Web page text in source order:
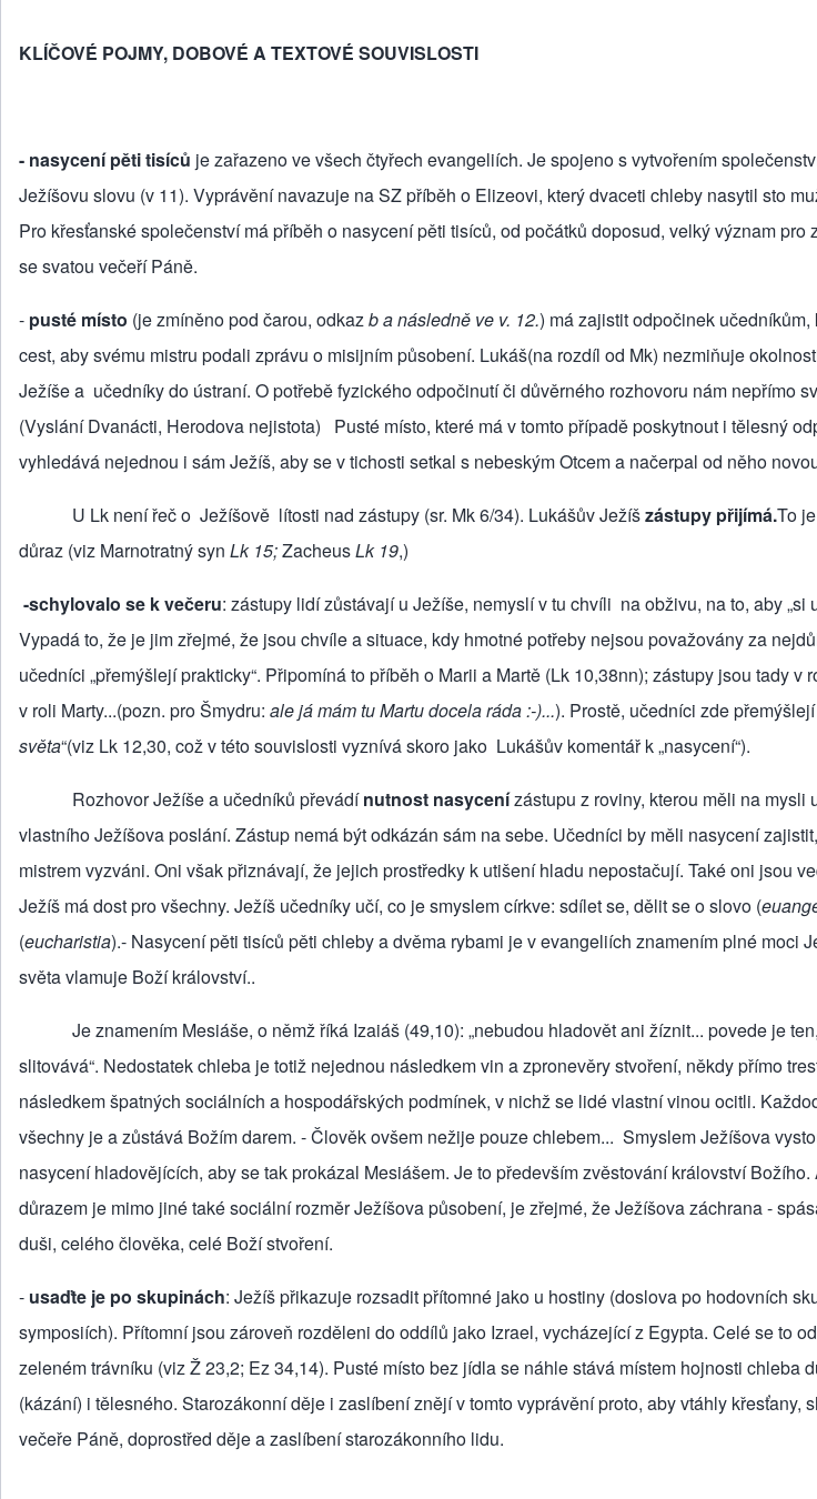
KLÍČOVÉ POJMY, DOBOVÉ A TEXTOVÉ SOUVISLOSTI
- nasycení pěti tisíců je zařazeno ve všech čtyřech evangeliích. Je spojeno s vytvořením
Ježíšovu slovu (v 11). Vyprávění navazuje na SZ příběh o Elizeovi, který dvaceti chleby nasytil sto
Pro křes­ťanské společenství má příběh o nasycení pěti tisíců, od počátků doposud, velký význam pro
se svatou večeří Páně.
- pusté místo (je zmíněno pod čarou, odkazb a následně ve v. 12.) má zajistit odpočinek
cest, aby svému mistru podali zprávu o misijním působení. Lukáš(na rozdíl od Mk) nezmiňuje
Ježíše a učedníky do ústraní. O potřebě fyzického odpočinutí či důvěrného rozhovoru nám nepřímo
(Vyslání Dvanácti, Herodova nejistota) Pusté místo, které má v tomto případě poskytnout i tělesný
vyhledává nejednou i sám Ježíš, aby se v tichosti setkal s nebeským Otcem a načerpal od něho
U Lk není řeč o Ježíšově lítosti nad zástupy (sr. Mk 6/34). Lukášův Ježíšzástupy přijímá.To
důraz (viz Marnotratný syn Lk 15;ZacheusLk 19,)
-schylovalo se k večeru: zástupy lidí zůstávají u Ježíše, nemyslí v tu chvíli na obživu, na to, aby „si
Vypadá to, že je jim zřejmé, že jsou chvíle a situace, kdy hmotné potřeby nejsou považovány za
učedníci „přemýšlejí prakticky“. Připomíná to příběh o Marii a Martě (Lk 10,38nn); zástupy jsou tady v
v roli Marty...(pozn. pro Šmydru: ale já mám tu Martu docela ráda :-)...). Prostě, učedníci zde přemýšlejí
světa“(viz Lk 12,30, což v této souvislosti vyznívá skoro jako Lukášův komentář k „nasycení“).
Rozhovor Ježíše a učedníků převádínutnost nasycenízástupu z roviny, kterou měli na mysli
vlastního Ježíšova poslání. Zástup nemá být odkázán sám na sebe. Učedníci by měli nasycení
mistrem vyzváni. Oni však přiznávají, že jejich pro­středky k utišení hladu nepostačují. Také oni jsou
Ježíš má dost pro všechny. Ježíš učedníky učí, co je smyslem církve: sdílet se, dělit se o slovo (
(eucharistia).- Nasycení pěti tisíců pěti chleby a dvěma rybami je v evangeliích znamením plné moci
světa vlamuje Boží království..
Je znamením Mesiáše, o němž říká Izaiáš (49,10): „nebudou hladovět ani žíznit... povede je
slitovává“. Nedostatek chleba je totiž nejednou následkem vin a zpronevěry stvoření, někdy přímo
následkem špatných sociálních a hospodářských podmínek, v nichž se lidé vlastní vinou ocitli.
všechny je a zůstává Božím darem. - Člověk ovšem nežije pouze chlebem... Smyslem Ježíšova
nasycení hladovějících, aby se tak prokázal Mesiášem. Je to především zvěstování království
důrazem je mimo jiné také sociální rozměr Ježíšova působení, je zřejmé, že Ježíšova záchrana -
duši, celého člověka, celé Boží stvoření.
- usaďte je po skupinách: Ježíš přikazuje rozsadit přítomné jako u hostiny (doslova po hodovních
symposiích). Přítomní jsou zároveň rozděleni do oddílů jako Izrael, vycházející z Egypta. Celé se to
zeleném trávníku (viz Ž 23,2; Ez 34,14). Pusté místo bez jídla se náhle stává místem hojnosti chleba
(kázání) i tělesného. Starozákonní děje i zaslíbení znějí v tomto vyprávění proto, aby vtáhly křesťany,
večeře Páně, doprostřed děje a zaslíbení starozákonního lidu.